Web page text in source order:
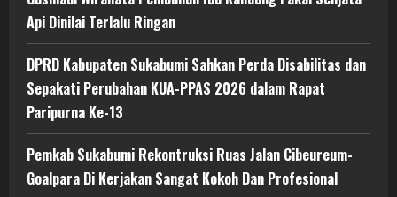
Api Dinilai Terlalu Ringan
DPRD Kabupaten Sukabumi Sahkan Perda Disabilitas dan
Sepakati Perubahan KUA-PPAS 2026 dalam Rapat
Paripurna Ke-13
Pemkab Sukabumi Rekontruksi Ruas Jalan Cibeureum-
Goalpara Di Kerjakan Sangat Kokoh Dan Profesional